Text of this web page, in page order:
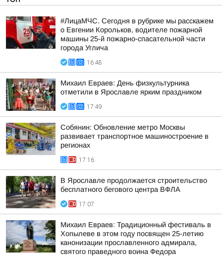
#ЛицаМЧС. Сегодня в рубрике мы расскажем
о Евгении Корольков, водителе пожарной
машины 25-й пожарно-спасательной части
города Углича
16:48
Михаил Евраев: День физкультурника
отметили в Ярославле ярким праздником
17:49
Собянин: Обновление метро Москвы
развивает транспортное машиностроение в
регионах
17:16
В Ярославле продолжается строительство
бесплатного бегового центра ВФЛА
17:07
Михаил Евраев: Традиционный фестиваль в
Хопылеве в этом году посвящен 25-летию
канонизации прославленного адмирала,
святого праведного воина Федора